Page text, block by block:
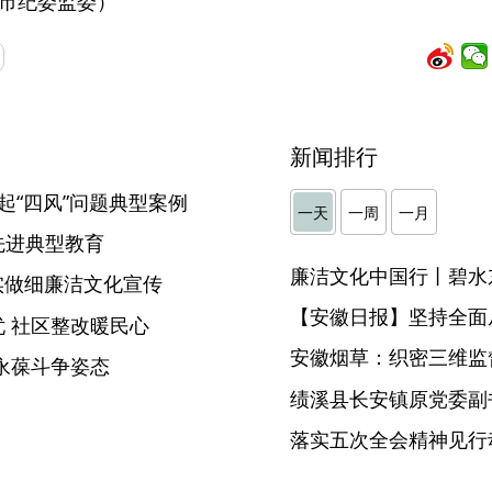
“四风”问题典型案例
典型教育
细廉洁文化宣传
社区整改暖民心
葆斗争姿态
新闻排行
一天 一周 一月
廉洁文化中国行丨碧
【安徽日报】坚持全
安徽烟草：织密三维